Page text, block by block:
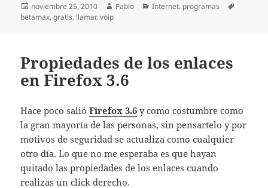
Publicado
el
noviembre 25, 2010 Autor
Pablo Categorías
Internet, programas
betamax,gratis, llamar,voip
Propiedades de los enlaces
en Firefox 3.6
Hace poco salióFirefox 3.6 y como costumbre como
la gran mayoría de las personas, sin pensartelo y por
motivos de seguridad se actualiza como cualquier
otro día. Lo que no me esperaba es que hayan
quitado las propiedades de los enlaces cuando
realizas un click derecho.